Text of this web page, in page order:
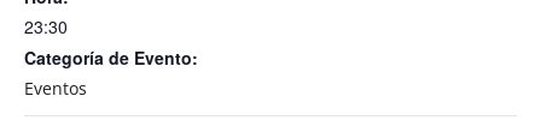
23:30
Categoría de Evento:
Eventos